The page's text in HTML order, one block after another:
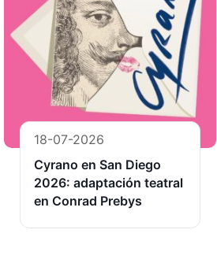
18-07-2026
Cyrano en San Diego
2026: adaptación teatral
en Conrad Prebys